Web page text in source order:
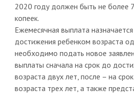
2020 году должен быть не более
копеек.
Ежемесячная выплата
достижения ребенком возраста
необходимо подать новое
выплаты сначала на срок до
возраста двух лет, после – на
возраста трех лет, а также